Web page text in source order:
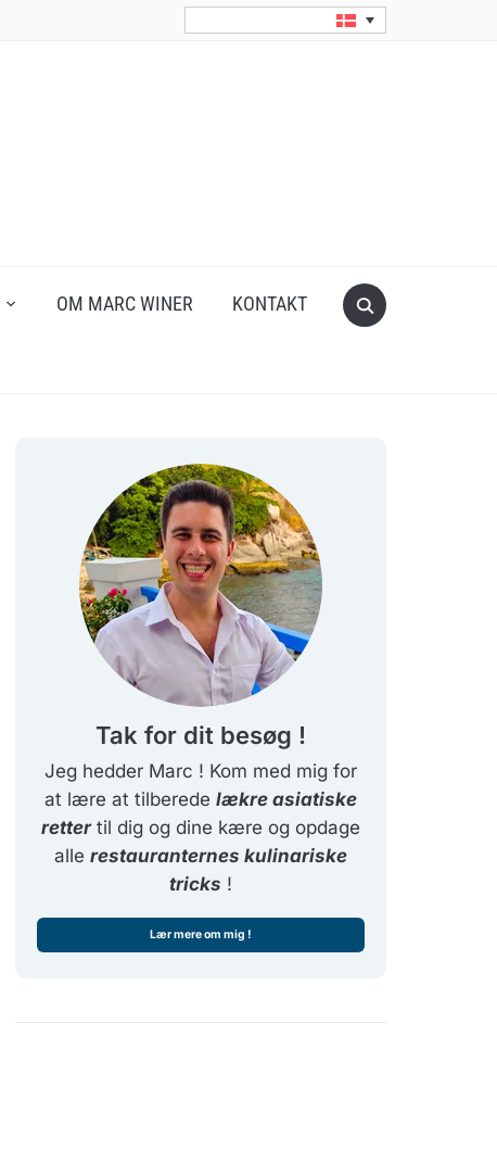
Search
for:
OM MARC WINER KONTAKT
Tak for dit besøg !
Jeg hedder Marc ! Kom med mig for
at lære at tilberede lækre asiatiske
rettertil dig og dine kære og opdage
alle restauranternes kulinariske
tricks !
Lær mere om mig !